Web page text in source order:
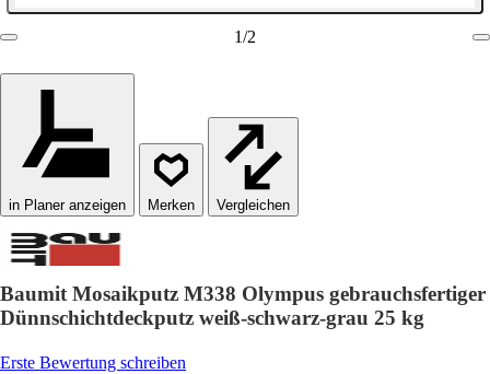
1/2
in Planer anzeigen Vergleichen
Baumit Mosaikputz M338 Olympus gebrauchsfertiger
Dünnschichtdeckputz weiß-schwarz-grau 25 kg
Erste Bewertung schreiben